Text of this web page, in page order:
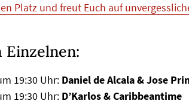
Platz und freut Euch auf
Einzelnen:
19:30 Uhr: Daniel de Alcala & Jose
19:30 Uhr: D’Karlos & Caribbeantime